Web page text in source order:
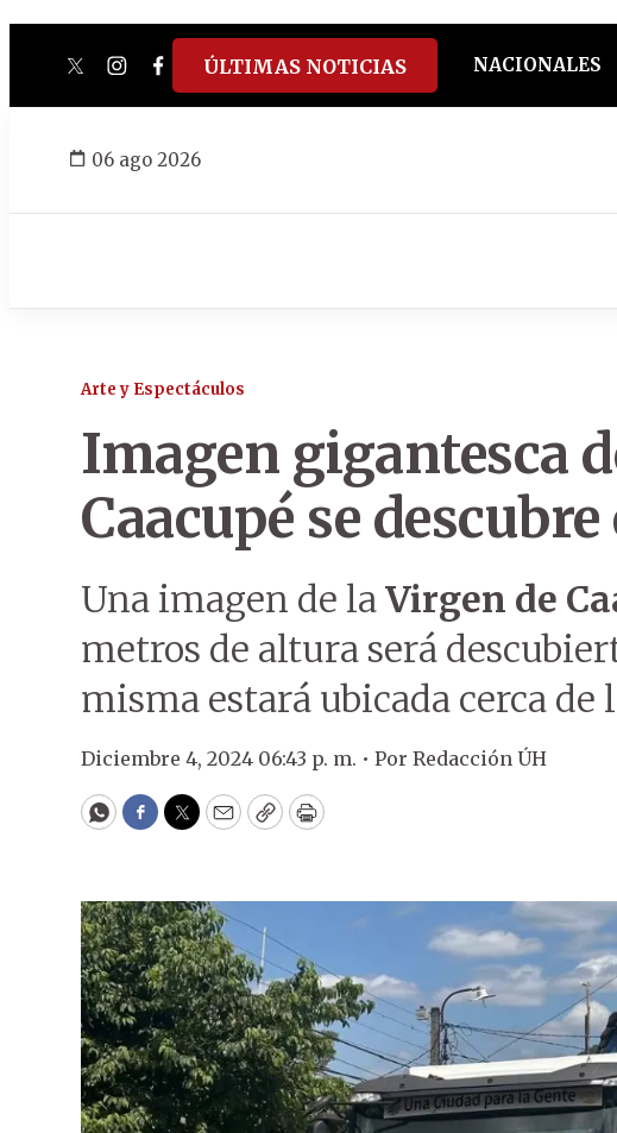
twitterinstagram
facebook
tiktokyoutube
spotify
ÚLTIMAS NOTICIAS NACIONALES
06 ago 2026
Arte y Espectáculos
Imagen gigantesca
Caacupé se
Una imagen de laVirgen de
metros de altura será
misma estará ubicada cerca de
Diciembre 4, 2024 06:43 p. m. • Por Redacción ÚH
WhatsApp
Facebook
Twitter
EmailCopyPrint